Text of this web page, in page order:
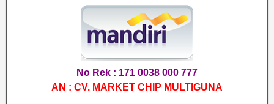
No Rek : 171 0038 000 777
AN : CV. MARKET CHIP MULTIGUNA